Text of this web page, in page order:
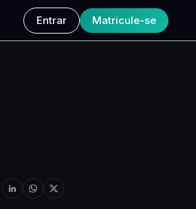
Entrar Matricule-se